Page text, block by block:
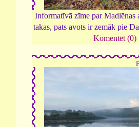
Informatīvā zīme par Madlēnas
takas, pats avots ir zemāk pie
Komentēt (0)